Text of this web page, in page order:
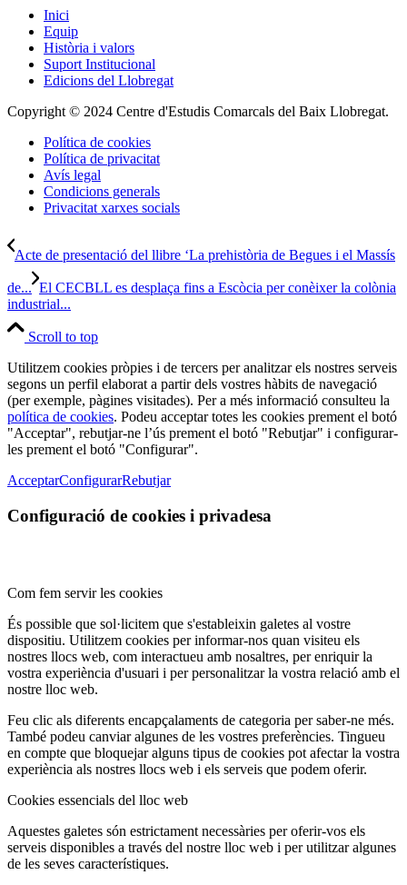
Inici
Equip
Història i valors
Suport Institucional
Edicions del Llobregat
Copyright © 2024 Centre d'Estudis Comarcals del Baix Llobregat.
Política de cookies
Política de privacitat
Avís legal
Condicions generals
Privacitat xarxes socials
Acte de presentació del llibre ‘La prehistòria de Begues i el Massís
de... El CECBLL es desplaça fins a Escòcia per conèixer la colònia
industrial...
Scroll to top
Utilitzem cookies pròpies i de tercers per analitzar els nostres serveis
segons un perfil elaborat a partir dels vostres hàbits de navegació
(per exemple, pàgines visitades). Per a més informació consulteu la
política de cookies. Podeu acceptar totes les cookies prement el botó
"Acceptar", rebutjar-ne l’ús prement el botó "Rebutjar" i configurar-
les prement el botó "Configurar".
AcceptarConfigurarRebutjar
Configuració de cookies i privadesa
Com fem servir les cookies
És possible que sol·licitem que s'estableixin galetes al vostre
dispositiu. Utilitzem cookies per informar-nos quan visiteu els
nostres llocs web, com interactueu amb nosaltres, per enriquir la
vostra experiència d'usuari i per personalitzar la vostra relació amb el
nostre lloc web.
Feu clic als diferents encapçalaments de categoria per saber-ne més.
També podeu canviar algunes de les vostres preferències. Tingueu
en compte que bloquejar alguns tipus de cookies pot afectar la vostra
experiència als nostres llocs web i els serveis que podem oferir.
Cookies essencials del lloc web
Aquestes galetes són estrictament necessàries per oferir-vos els
serveis disponibles a través del nostre lloc web i per utilitzar algunes
de les seves característiques.